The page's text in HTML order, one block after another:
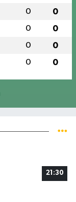
0 0
0 0
0 0
0 0
21:30